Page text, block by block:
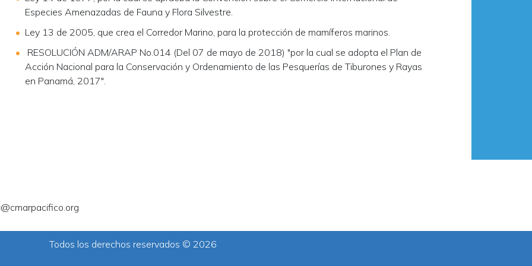
Especies Amenazadas de Fauna y Flora Silvestre.
Ley 13 de 2005, que crea el Corredor Marino, para la protección de mamíferos marinos.
RESOLUCIÓN ADM/ARAP No.014 (Del 07 de mayo de 2018) "por la cual se adopta el Plan de
Acción Nacional para la Conservación y Ordenamiento de las Pesquerías de Tiburones y Rayas
en Panamá, 2017".
Todos los derechos reservados © 2026